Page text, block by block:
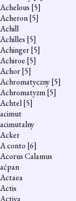
Achelous [5]
Acheron[5]
Achill
Achilles [5]
Achinger[5]
Achiroe [5]
Achor[5]
Achromatyczny[5]
Achromatyzm[5]
Achtel[5]
acimut
acimutalny
Acker
A conto [6]
Acorus Calamus
aćpan
Actaea
Actis
Activa